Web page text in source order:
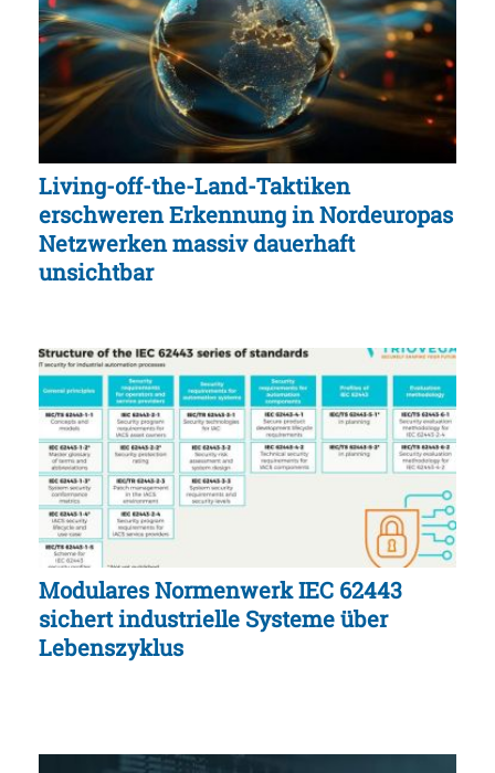
Living-off-the-Land-Taktiken
erschweren Erkennung in Nordeuropas
Netzwerken massiv dauerhaft
unsichtbar
Modulares Normenwerk IEC 62443
sichert industrielle Systeme über
Lebenszyklus